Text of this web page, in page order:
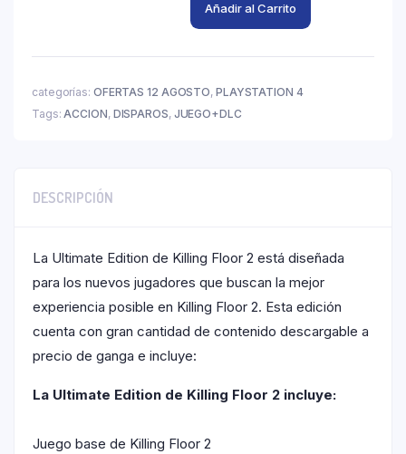
Añadir al Carrito
categorías: OFERTAS 12 AGOSTO, PLAYSTATION 4
Tags: ACCION, DISPAROS, JUEGO+DLC
DESCRIPCIÓN
La Ultimate Edition de Killing Floor 2 está diseñada
para los nuevos jugadores que buscan la mejor
experiencia posible en Killing Floor 2. Esta edición
cuenta con gran cantidad de contenido descargable a
precio de ganga e incluye:
La Ultimate Edition de Killing Floor 2 incluye:
Juego base de Killing Floor 2